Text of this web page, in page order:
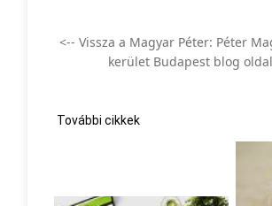
<-- Vissza a Magyar Péter: Péter
kerület Budapest blog
További cikkek